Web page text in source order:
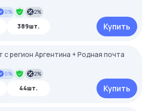
0% 2%
389шт. Купить
с регион Аргентина + Родная почта
0% 2%
44шт. Купить